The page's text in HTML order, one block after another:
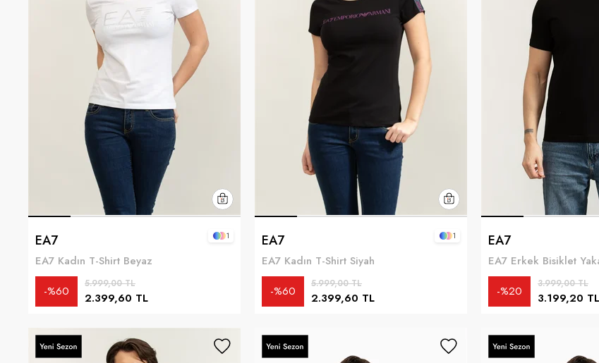
EA7
EA7 Kadın T-Shirt Beyaz
2.399,60 TL
5.999,00 TL
%60
1 EA7
EA7 Kadın T-Shirt Siyah
2.399,60 TL
5.999,00 TL
%60
1 EA7
EA7 Erkek Bisiklet
3.199,20 TL
3.999,00 TL
%20